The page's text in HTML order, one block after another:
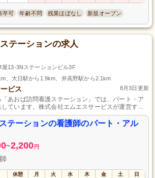
卒可 年齢不問 残業ほぼなし 新規オープン
テーションの求人
屋13-3Nステーションビル3F
、大日駅から1.9km、井高野駅から2.1km
ビス 8月3日更新
あおば訪問看護ステーション」では、パート・ア
ています。株式会社エムエスサービスが運営する
看護を提供してみませんか？アットホームな職場
りとじっくり向き合うことができます。資格や経験
に興味があり、自分のペースで働きたい方のご応募
あなたの力をぜひ私たちと共に発揮してください！
テーションの看護師のパート・アル
~2,200 円
休憩 月 火 水 木 金 土 日